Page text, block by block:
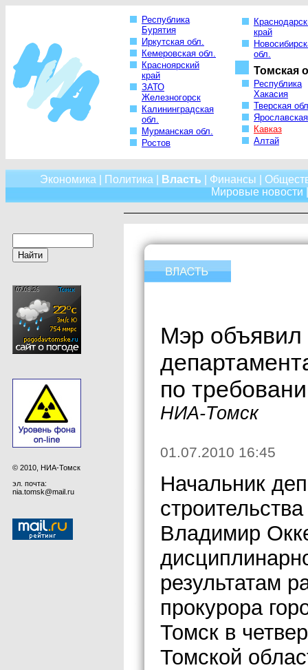
Республика
Бурятия
Иркутская обл.
Кемеровская обл.
Красноярский
край
ЗАТО
Железногорск
Калининградская
обл.
Мурманская обл.
Ростов
край
обл.
Томская
Республика
Хакасия
Тверская
Кавказ
Алтай
Экономика Политика Власть Финансы
Мировые новости
© 2010, НИА-Томск
эл. почта:
nia.tomsk@mail.ru
Мэр объявил
по
НИА-Томск
01.07.2010 16:45
Начальник
Владимир
результатам
прокурора
Томск в
Томской